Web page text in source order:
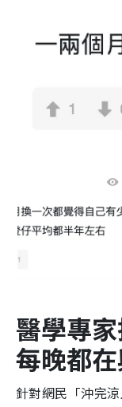
醫學專
每晚都
針對網民「沖完